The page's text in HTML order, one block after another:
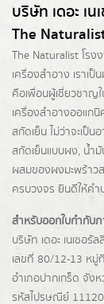
บริษัท เดอะ เ
The
The Naturalist โรง
เครื่องสำอาง เราเป็
คือเพื่อนผู้เชี่ยวชาญ
เครื่องสำอางออแก
สกัดเย็น ไม่ว่าจะเป็
สกัดเย็นแบบผง, น้ำ
ผสมของผงมะพร้าว
ครบวงจร ยินดีให้ค
สำหรับออกใบกำกับภ
บริษัท เดอะ เนเชอ
เลขที่ 80/12-13 ห
อำเภอปากเกร็ด จัง
รหัสไปรษณีย์ 11120